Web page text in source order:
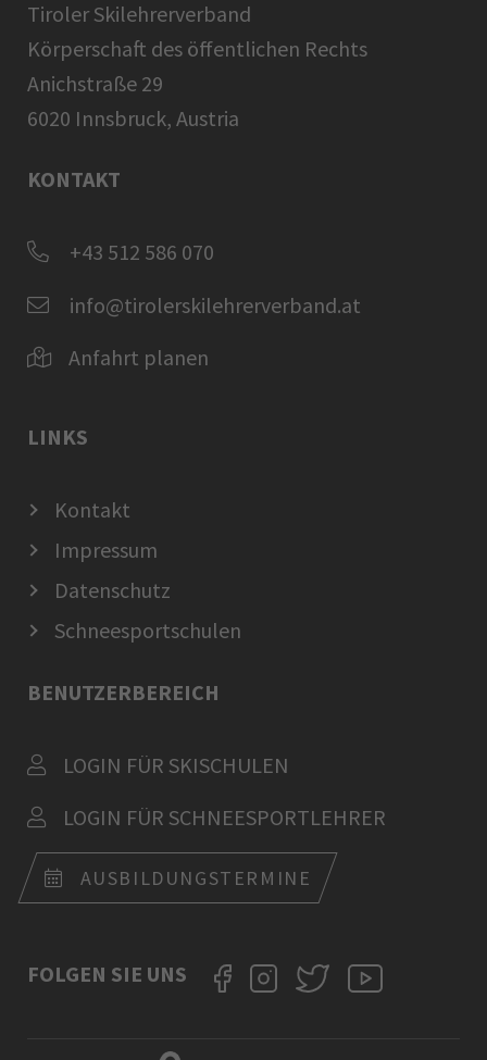
Tiroler Skilehrerverband
Körperschaft des öffentlichen Rechts
Anichstraße 29
6020 Innsbruck, Austria
KONTAKT
+43 512 586 070
info@tirolerskilehrerverband.at
Anfahrt planen
LINKS
Kontakt
Impressum
Datenschutz
Schneesportschulen
BENUTZERBEREICH
LOGIN FÜR SKISCHULEN
LOGIN FÜR SCHNEESPORTLEHRER
AUSBILDUNGSTERMINE
FOLGEN SIE UNS